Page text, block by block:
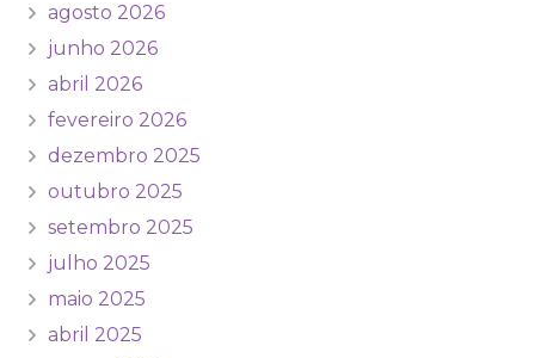
agosto 2026
junho 2026
abril 2026
fevereiro 2026
dezembro 2025
outubro 2025
setembro 2025
julho 2025
maio 2025
abril 2025